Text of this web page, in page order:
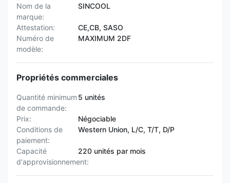
Nom de la
marque:
SINCOOL
Attestation:
CE,CB, SASO
Numéro de
modèle:
MAXIMUM 2DF
Propriétés commerciales
Quantité minimum
de commande:
5 unités
Prix:
Négociable
Conditions de
paiement:
Western Union, L/C, T/T, D/P
Capacité
d'approvisionnement:
220 unités par mois